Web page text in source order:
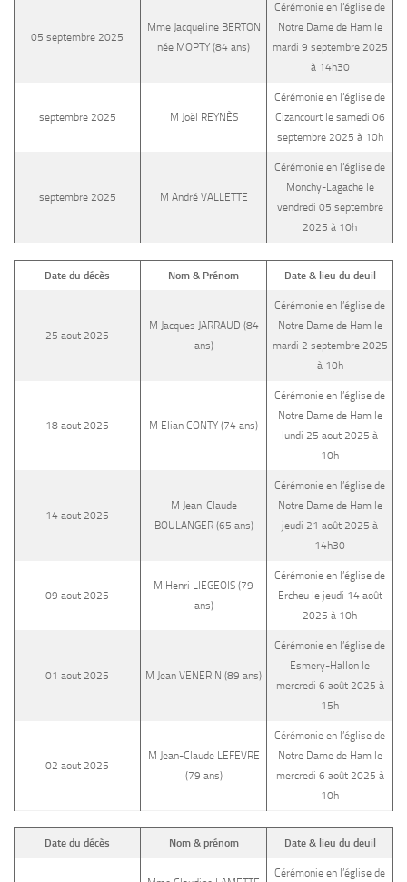
05 septembre 2025
Mme Jacqueline BERTON
née MOPTY (84 ans)
Cérémonie en l’église de
Notre Dame de Ham le
mardi 9 septembre 2025
à 14h30
septembre 2025 M Joël REYNÈS
Cérémonie en l’église de
Cizancourt le samedi 06
septembre 2025 à 10h
septembre 2025 M André VALLETTE
Cérémonie en l’église de
Monchy-Lagache le
vendredi 05 septembre
2025 à 10h
Date du décès Nom & Prénom Date & lieu du deuil
25 aout 2025
M Jacques JARRAUD (84
ans)
Cérémonie en l’église de
Notre Dame de Ham le
mardi 2 septembre 2025
à 10h
18 aout 2025 M Elian CONTY (74 ans)
Cérémonie en l’église de
Notre Dame de Ham le
lundi 25 aout 2025 à
10h
14 aout 2025
M Jean-Claude
BOULANGER (65 ans)
Cérémonie en l’église de
Notre Dame de Ham le
jeudi 21 août 2025 à
14h30
09 aout 2025
M Henri LIEGEOIS (79
ans)
Cérémonie en l’église de
Ercheu le jeudi 14 août
2025 à 10h
01 aout 2025 M Jean VENERIN (89 ans)
Cérémonie en l’église de
Esmery-Hallon le
mercredi 6 août 2025 à
15h
02 aout 2025
M Jean-Claude LEFEVRE
(79 ans)
Cérémonie en l’église de
Notre Dame de Ham le
mercredi 6 août 2025 à
10h
Date du décès Nom & prénom Date & lieu du deuil
Cérémonie en l’église de